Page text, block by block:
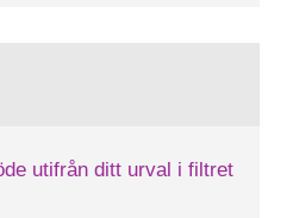
utifrån ditt urval i filtret